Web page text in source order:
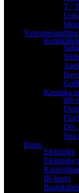
T /
Vattenbehandling
Kemiska
pH-
Div.
Spa
Bastu
Elektriska
Elektriske
IR-bastu